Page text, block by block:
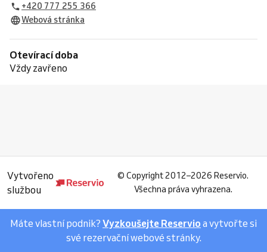
+420 777 255 366
Webová stránka
Otevírací doba
Vždy zavřeno
Vytvořeno
službou
© Copyright 2012–2026 Reservio.
Všechna práva vyhrazena.
Máte vlastní podnik? Vyzkoušejte Reservio a vytvořte si
své rezervační webové stránky.